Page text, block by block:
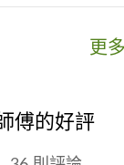
更
傅的好評